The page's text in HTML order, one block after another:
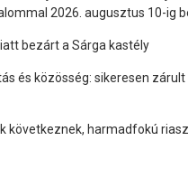
2026. augusztus 10-ig
bezárt a Sárga kastély
és közösség: sikeresen zárult
következnek, harmadfokú